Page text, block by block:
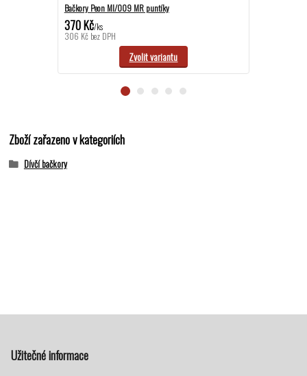
Bačkory Peon MI/009 MR puntíky
370 Kč/ks
306 Kč bez DPH
Zvolit variantu
Zboží zařazeno v kategoriích
Dívčí bačkory
Užitečné informace